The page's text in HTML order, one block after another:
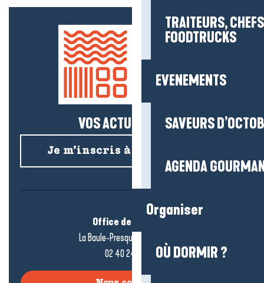
TRAITEURS,
FOODTRUCKS
EVENEMENTS
SAVEURS
AGENDA
Organiser
OÙ DORMIR ?
VOS ACTUS SALÉES !
Je m’inscris à la newsletter
Office de tourisme
La Baule-Presqu’île de Guérande
02 40 24 34 44